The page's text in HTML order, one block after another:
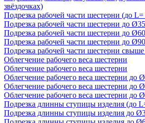
звёздочках)
Подрезка рабочей части шестерни (до
Подрезка рабочей части шестерни до
Подрезка рабочей части шестерни до
Подрезка рабочей части шестерни до
Подрезка рабочей части шестерни
Облегчение рабочего веса шестерни
Облегчение рабочего веса шестерни
Облегчение рабочего веса шестерни до
Облегчение рабочего веса шестерни до
Облегчение рабочего веса шестерни до
Подрезка длинны ступицы изделия (до
Подрезка длинны ступицы изделия до